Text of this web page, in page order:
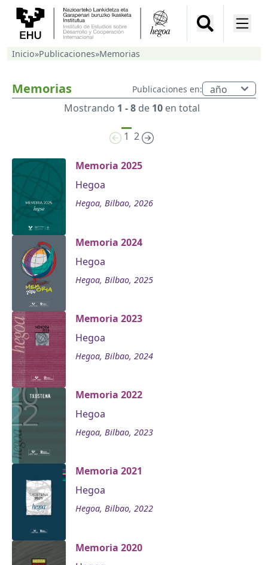
Inicio»Publicaciones»Memorias
Memorias Publicaciones en:
Mostrando 1 - 8de 10en total
1 2
Memoria 2025
Hegoa
Hegoa, Bilbao, 2026
Memoria 2024
Hegoa
Hegoa, Bilbao, 2025
Memoria 2023
Hegoa
Hegoa, Bilbao, 2024
Memoria 2022
Hegoa
Hegoa, Bilbao, 2023
Memoria 2021
Hegoa
Hegoa, Bilbao, 2022
Memoria 2020